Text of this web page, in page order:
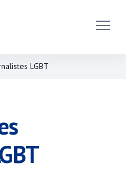
LGBT